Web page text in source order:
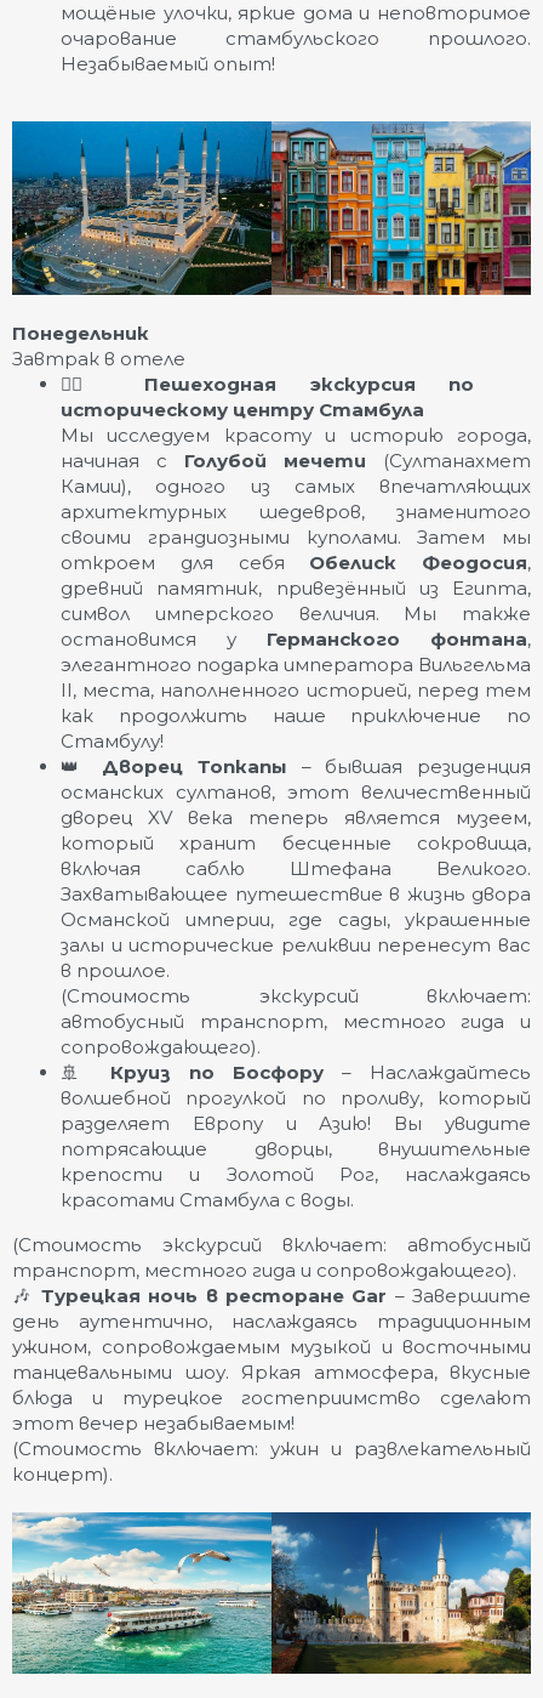
мощёные улочки, яркие дома и неповторимое
очарование стамбульского прошлого.
Незабываемый опыт!
Понедельник
Завтрак в отеле
🚶‍♂️ Пешеходная экскурсия по
историческому центру Стамбула
Мы исследуем красоту и историю города,
начиная с Голубой мечети (Султанахмет
Камии), одного из самых впечатляющих
архитектурных шедевров, знаменитого
своими грандиозными куполами. Затем мы
откроем для себя Обелиск Феодосия,
древний памятник, привезённый из Египта,
символ имперского величия. Мы также
остановимся у Германского фонтана,
элегантного подарка императора Вильгельма
II, места, наполненного историей, перед тем
как продолжить наше приключение по
Стамбулу!
👑 Дворец Топкапы – бывшая резиденция
османских султанов, этот величественный
дворец XV века теперь является музеем,
который хранит бесценные сокровища,
включая саблю Штефана Великого.
Захватывающее путешествие в жизнь двора
Османской империи, где сады, украшенные
залы и исторические реликвии перенесут вас
в прошлое.
(Стоимость экскурсий включает:
автобусный транспорт, местного гида и
сопровождающего).
🚢 Круиз по Босфору – Наслаждайтесь
волшебной прогулкой по проливу, который
разделяет Европу и Азию! Вы увидите
потрясающие дворцы, внушительные
крепости и Золотой Рог, наслаждаясь
красотами Стамбула с воды.
(Стоимость экскурсий включает: автобусный
транспорт, местного гида и сопровождающего).
🎶 Турецкая ночь в ресторане Gar – Завершите
день аутентично, наслаждаясь традиционным
ужином, сопровождаемым музыкой и восточными
танцевальными шоу. Яркая атмосфера, вкусные
блюда и турецкое гостеприимство сделают
этот вечер незабываемым!
(Стоимость включает: ужин и развлекательный
концерт).